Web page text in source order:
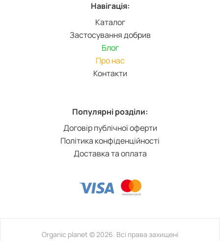
Навігація:
Каталог
Застосування добрив
Блог
Про нас
Контакти
Популярні розділи:
Договір публічної оферти
Політика конфіденційності
Доставка та оплата
Organic planet © 2026. Всі права захищені